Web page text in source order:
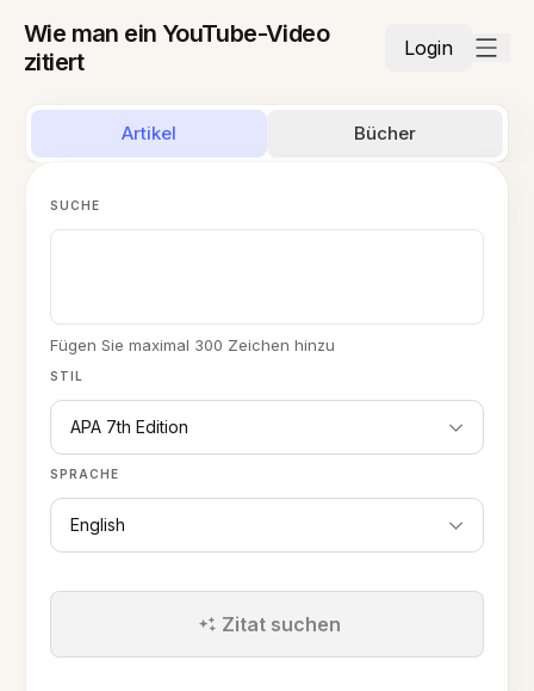
Wie man ein YouTube-Video
zitiert
Login
Artikel Bücher
STIL
APA 7th Edition
SPRACHE
English
SUCHE
Fügen Sie maximal 300 Zeichen hinzu
Zitat suchen